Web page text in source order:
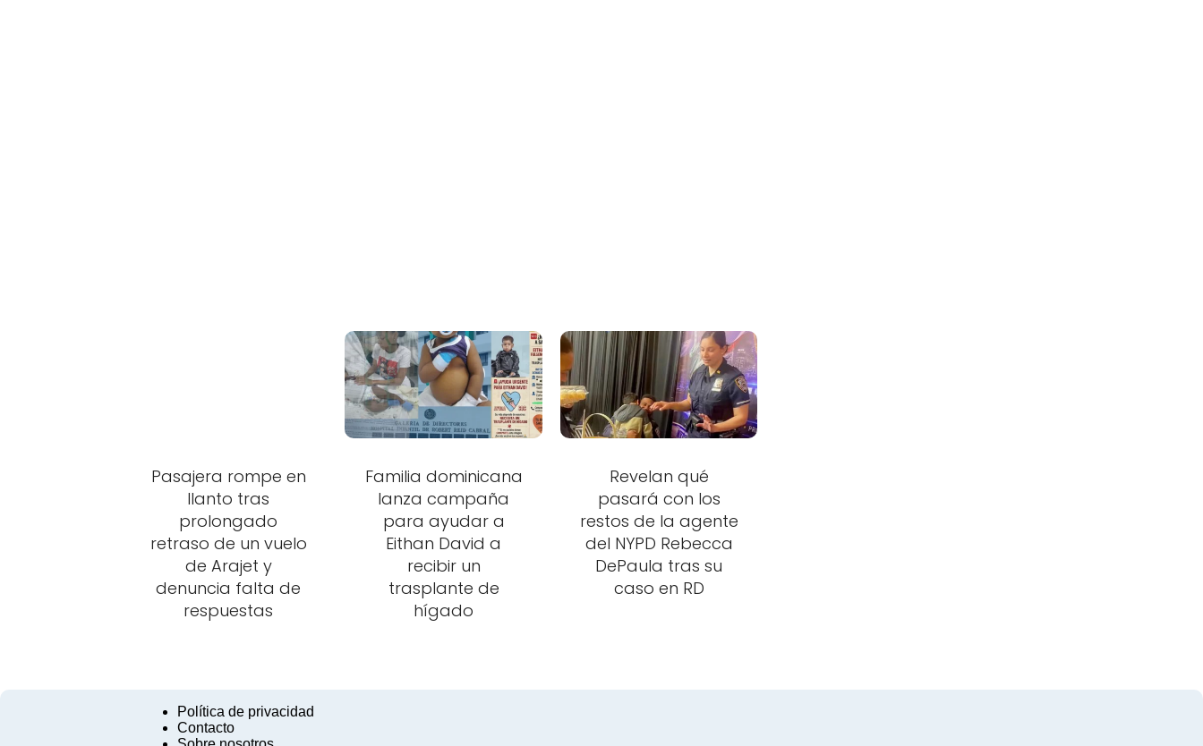
Pasajera rompe en
llanto tras
prolongado
retraso de un vuelo
de Arajet y
denuncia falta de
respuestas
Familia dominicana
lanza campaña
para ayudar a
Eithan David a
recibir un
trasplante de
hígado
Revelan qué
pasará con los
restos de la agente
del NYPD Rebecca
DePaula tras su
caso en RD
Política de privacidad
Contacto